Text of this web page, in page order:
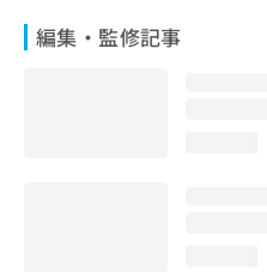
編集・監修記事